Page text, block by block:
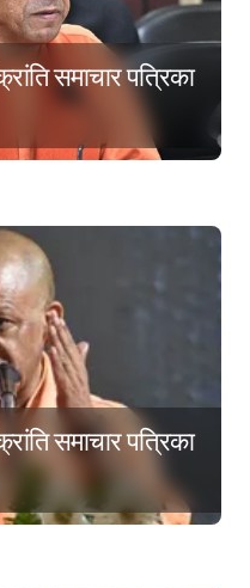
समाचार पत्रिका
समाचार पत्रिका